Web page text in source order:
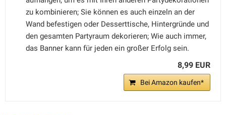
zu kombinieren; Sie können es auch einzeln an der
Wand befestigen oder Desserttische, Hintergründe und
den gesamten Partyraum dekorieren; Wie auch immer,
das Banner kann für jeden ein großer Erfolg sein.
8,99 EUR
Bei Amazon kaufen*